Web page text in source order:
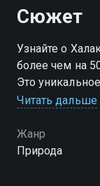
Сюжет
Узнайте о
более чем на
Это
песком и
Читать дальше
Жанр
Природа